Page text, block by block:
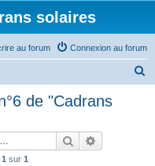
solaires
Connexion au forum
au forum
de "Cadrans
Rechercher
1 sur 1